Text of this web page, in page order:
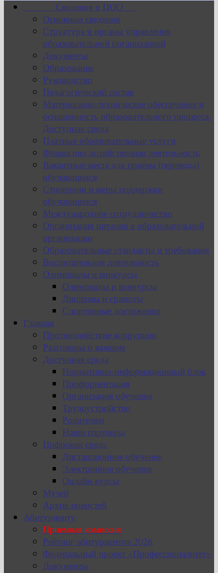
Сведения о ПОО
Основные сведения
Структура и органы управления
образовательной организацией
Документы
Образование
Руководство
Педагогический состав
Материально-техническое обеспечение и
оснащенность образовательного процесса.
Доступная среда
Платные образовательные услуги
Финансово-хозяйственная деятельность
Вакантные места для приема (перевода)
обучающихся
Стипендии и меры поддержки
обучающихся
Международное сотрудничество
Организация питания в образовательной
организации
Образовательные стандарты и требования
Воспитательная деятельность
Олимпиады и конкурсы
Олимпиады и конкурсы
Дипломы и грамоты
Спортивные достижения
Главная
Противодействие коррупции
Разговоры о важном
Доступная среда
Нормативно-информационный блок
Профориентация
Организация обучения
Трудоустройство
Родителям
Наши партнеры
Цифровая среда
Дистанционное обучение
Электронное обучение
Онлайн-курсы
Музей
Архив новостей
Абитуриенту
Приемная комиссия
Рейтинг абитуриентов 2026
Федеральный проект «Профессионалитет»
Документы